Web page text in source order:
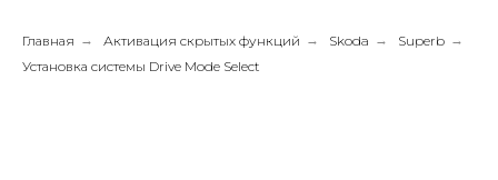
Главная → Активация скрытых функций → Skoda → Superb →
Установка системы Drive Mode Select